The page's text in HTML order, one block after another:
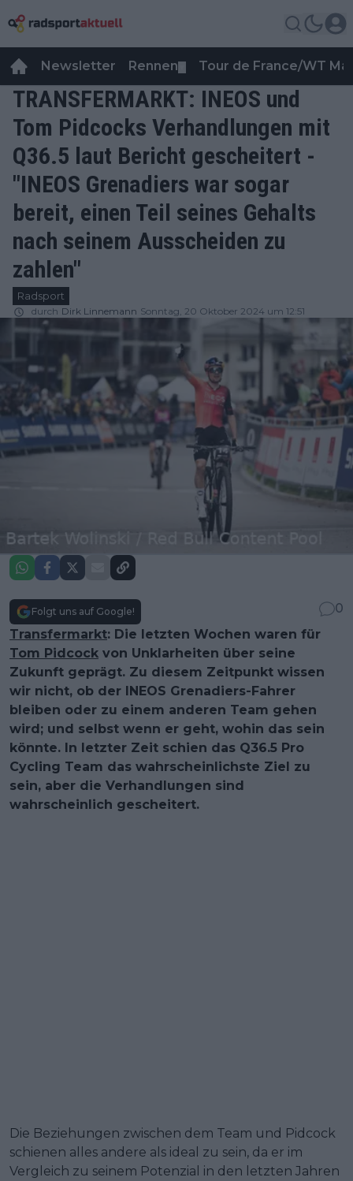
Newsletter Rennen Tour de France/WT
TRANSFERMARKT: INEOS und
Tom Pidcocks Verhandlungen mit
Q36.5 laut Bericht gescheitert -
"INEOS Grenadiers war sogar
bereit, einen Teil seines Gehalts
nach seinem Ausscheiden zu
zahlen"
Radsport
durch Dirk Linnemann Sonntag, 20 Oktober 2024 um 12:51
Folgt uns auf Google!
0
Transfermarkt: Die letzten Wochen waren für
Tom Pidcock von Unklarheiten über seine
Zukunft geprägt. Zu diesem Zeitpunkt wissen
wir nicht, ob der INEOS Grenadiers-Fahrer
bleiben oder zu einem anderen Team gehen
wird; und selbst wenn er geht, wohin das sein
könnte. In letzter Zeit schien das Q36.5 Pro
Cycling Team das wahrscheinlichste Ziel zu
sein, aber die Verhandlungen sind
wahrscheinlich gescheitert.
Die Beziehungen zwischen dem Team und Pidcock
schienen alles andere als ideal zu sein, da er im
Vergleich zu seinem Potenzial in den letzten Jahren